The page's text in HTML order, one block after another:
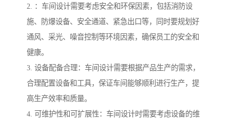
2. ：车间设计需要考虑安全和环保因素，包括消防设
施、防爆设备、安全通道、紧急出口等，同时要规划好
通风、采光、噪音控制等环境因素，确保员工的安全和
健康。
3. 设备配备合理：车间设计需要根据产品生产的需求，
合理配置设备和工具，保证车间能够顺利进行生产，提
高生产效率和质量。
4. 可维护性和可扩展性：车间设计时需要考虑设备的维